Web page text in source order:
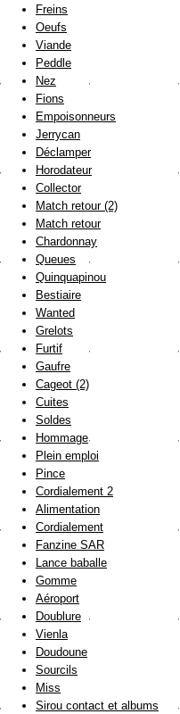
Freins
Oeufs
Viande
Peddle
Nez
Fions
Empoisonneurs
Jerrycan
Déclamper
Horodateur
Collector
Match retour (2)
Match retour
Chardonnay
Queues
Quinquapinou
Bestiaire
Wanted
Grelots
Furtif
Gaufre
Cageot (2)
Cuites
Soldes
Hommage
Plein emploi
Pince
Cordialement 2
Alimentation
Cordialement
Fanzine SAR
Lance baballe
Gomme
Aéroport
Doublure
Vienla
Doudoune
Sourcils
Miss
Sirou contact et albums